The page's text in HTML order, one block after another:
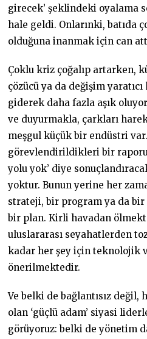
girecek’ şeklindeki oyalama
hale geldi. Onlarınki, batıda
olduğuna inanmak için can
Çoklu kriz çoğalıp artarken,
çözücü ya da değişim
giderek daha fazla aşık
ve duyurmakla, çarkları
meşgul küçük bir endüstri
görevlendirildikleri bir
yolu yok’ diye
yoktur. Bunun yerine her
strateji, bir program ya da
bir plan. Kirli havadan
uluslararası seyahatlerden
kadar her şey için teknolojik
önerilmektedir.
Ve belki de bağlantısız değil,
olan ‘güçlü adam’ siyasi
görüyoruz: belki de yönetim